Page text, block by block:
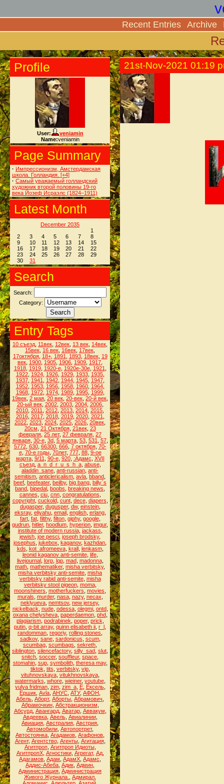
Recent Entries Archive
Profile
User:
veniamin
Name:veniamin
Page Summary
· Импрессионизм, Амстердамская
школа. Голландия. [+4]
· Самый уважаемый голландский
художник второй половины 19-го
века Йозеф Исраэлс (1824–1911)
Latest Month
December 2035
1
2
3 4 5 6 7
8
9
10 11 12 13 14
15
16
17 18 19 20 21
22
23
24 25 26 27 28
29
30
31
Search
Search:
Category:
Entry Tags
10 съезд 11век 12век 13 век 14век
15век 16 век 16век 17век
17октября, 18+, 1891 1893, 18век, 19
век 1900 1905 1906 1909 1917
1918, 1919, 1920-е, 1920е-30е, 1921
1922, 1924, 1926, 1929, 1933, 1935,
1937, 1941 1942, 1944, 1945, 1947,
1952, 1953, 1956, 1958, 1960, 1964,
1968, 1972, 1974, 1989, 1995, 1999,
19век 2 мая 20 век 20-век 20-й век
20-ый век, 2002, 2003, 2004, 2006,
2010 2011 2012 2013 2014 2015
2016, 2017, 2018, 2019, 2020, 2021
2022 2023 2024 2025 2026 20век
20см 21 Октября, 21век, 23
февраля 25 лет, 27 февраля 27
января, 30-е, 3d, 5 марта, 53, 531 57,
5772, 630, 66300, 666, 7 октября, 70-
е, 70-е годы, 70лет, 777, 88, 9-ое
марта, 9/11 90-е, 920, :Адамс XVII
съезд, a_n_d_r_u_s_h_a, abuse,
aladdin_sane anti-russian anti-
semitism anticlericalism avla bband
beef beefeater, beilby, big bang billy`s
band bipedal boobs breaking news
cannes ciu, cnn, congratulations
copyright, cuckold, cunt, dece, diapers
dugasper, dugusper, dw, einstein,
eksray, eliyahu, email, english, erlang,
fart, fat, filthy, filton, giphy, google,
gudrun hitler, hoodlum hyperion imgur,
institute of modern russia, jackass
jewish joe pesci joseph brodsky,
josephus jukebox kaganov, kazhdan
kds kot_afromeeva, krall, lenkasm,
leonid kaganov anti-semite, life,
livejournal, lorp, lqp, mad, madonna,
math mathematiker, misha verbitsky,
misha verbitsky anti-semite misha
verbitsky rabid anti-semite, misha
verbitsky stool pigeon, moma,
moonshiners motherfuckers movies
murals murder, nasa, nazy, necax
neklyueva nemtsov, new jersey,
nickelback nude, odessa, olegmi, ontd,
oxana chelysheva, paperdaemon, phd,
plagiarism, podrabinek poper, prick
putin q-bit array, quinn elisabeth ii r_l
randomman regoriy, rolling stones
sadkov, sane, sardonicus scum,
scumbag scumbags sekreth
siblington silencefactory, silly_sad slut
snitch soccer, souffleur, space
stomahin, sup, symbolith, theresa may,
tiktok tits verbitsky, vip,
vituhnovskaya, vitukhnovskaya,
watermarks whore, wieiner, youtube,
yulya fridman, zim, zim_a, Ё, Ёксель,
Ёршик Аvla АНУС АТУ, АФОН
Абель Аборт, Аборты Абрамович
Абрамочкин, Абстракционизм
Абсурд, Авангард, Аватар, Аввакум
Авдеевка, Авель, Авиалинии,
Авиация Австралия Австрия
Автомобили Автопортрет,
Автостоянка Агадамов Агафонов
Агент, Агентство, Агенты, Агитация,
Агитпроп, Агитпроп Идиоты,
АгитпропХ, Агностики, Агрегат, Ад,
Адагамов Адам АдамХ Адамс
Аддис-Абеба Адик Админ
Администрация Администрация
Живого Журнала.
Адмирал
21st-Nov-2021 01:19